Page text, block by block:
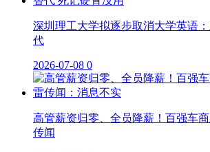
深圳理工大学拟逐步取消大学英语
代
2026-07-08 0
高管薪资归零、全员降薪！百强车
传闻